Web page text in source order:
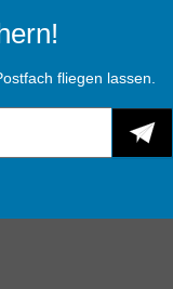
fliegen lassen.